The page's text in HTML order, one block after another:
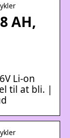
AH,
Li-on
til at bli. |